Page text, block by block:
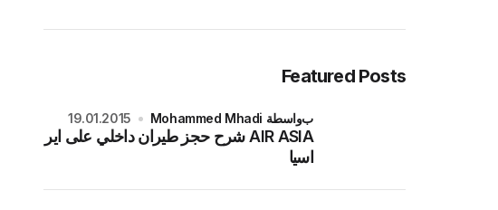
Featured Posts
AIR ASIA شرح حجز طيران داخلي على اير
اسيا
بواسطة Mohammed Mhadi 19.01.2015